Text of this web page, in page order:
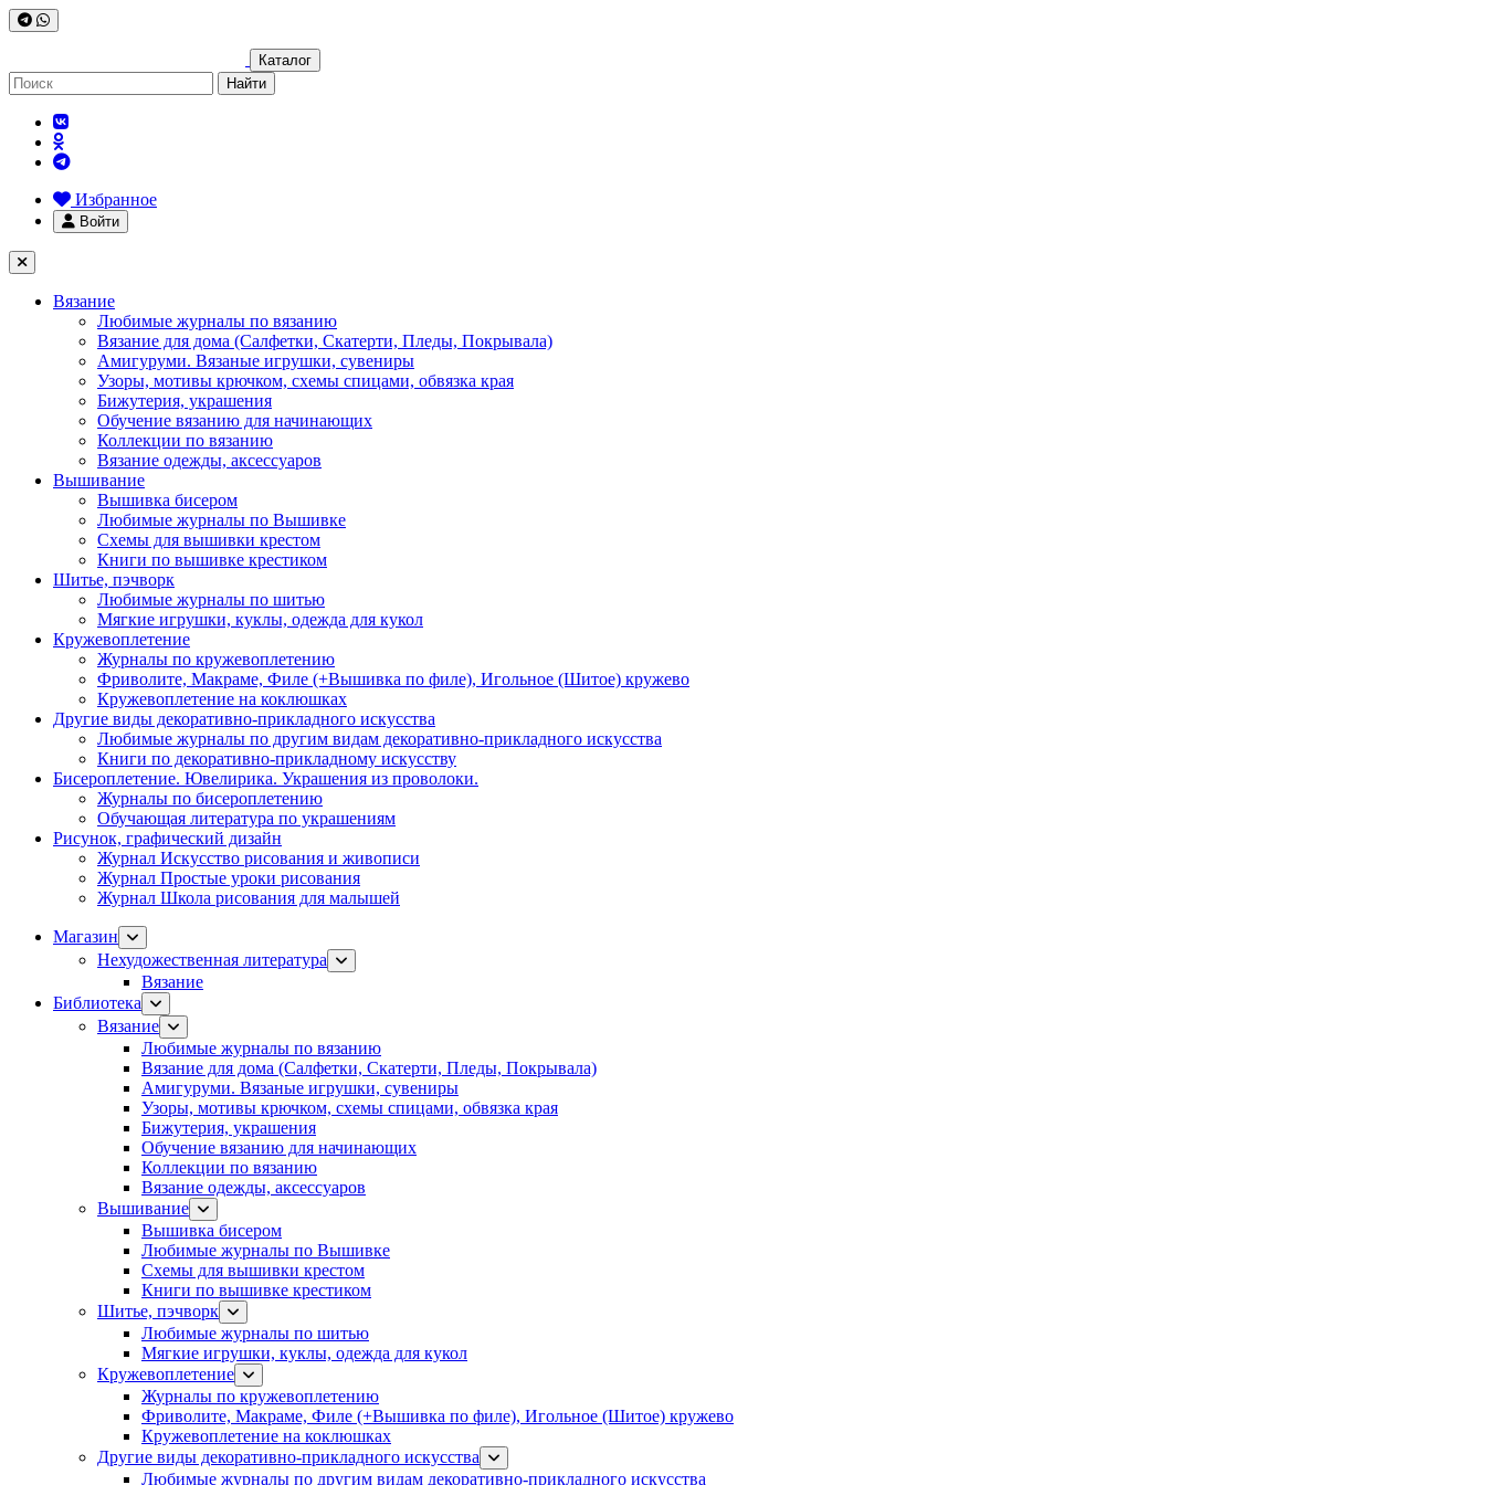
Каталог
Найти
Избранное
Войти
Вязание
Любимые журналы по вязанию
Вязание для дома (Салфетки, Скатерти, Пледы, Покрывала)
Амигуруми. Вязаные игрушки, сувениры
Узоры, мотивы крючком, схемы спицами, обвязка края
Бижутерия, украшения
Обучение вязанию для начинающих
Коллекции по вязанию
Вязание одежды, аксессуаров
Вышивание
Вышивка бисером
Любимые журналы по Вышивке
Схемы для вышивки крестом
Книги по вышивке крестиком
Шитье, пэчворк
Любимые журналы по шитью
Мягкие игрушки, куклы, одежда для кукол
Кружевоплетение
Журналы по кружевоплетению
Фриволите, Макраме, Филе (+Вышивка по филе), Игольное (Шитое) кружево
Кружевоплетение на коклюшках
Другие виды декоративно-прикладного искусства
Любимые журналы по другим видам декоративно-прикладного искусства
Книги по декоративно-прикладному искусству
Бисероплетение. Ювелирика. Украшения из проволоки.
Журналы по бисероплетению
Обучающая литература по украшениям
Рисунок, графический дизайн
Журнал Искусство рисования и живописи
Журнал Простые уроки рисования
Журнал Школа рисования для малышей
Магазин
Нехудожественная литература
Вязание
Библиотека
Вязание
Любимые журналы по вязанию
Вязание для дома (Салфетки, Скатерти, Пледы, Покрывала)
Амигуруми. Вязаные игрушки, сувениры
Узоры, мотивы крючком, схемы спицами, обвязка края
Бижутерия, украшения
Обучение вязанию для начинающих
Коллекции по вязанию
Вязание одежды, аксессуаров
Вышивание
Вышивка бисером
Любимые журналы по Вышивке
Схемы для вышивки крестом
Книги по вышивке крестиком
Шитье, пэчворк
Любимые журналы по шитью
Мягкие игрушки, куклы, одежда для кукол
Кружевоплетение
Журналы по кружевоплетению
Фриволите, Макраме, Филе (+Вышивка по филе), Игольное (Шитое) кружево
Кружевоплетение на коклюшках
Другие виды декоративно-прикладного искусства
Любимые журналы по другим видам декоративно-прикладного искусства